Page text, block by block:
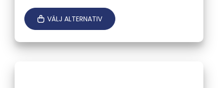
VÄLJ ALTERNATIV